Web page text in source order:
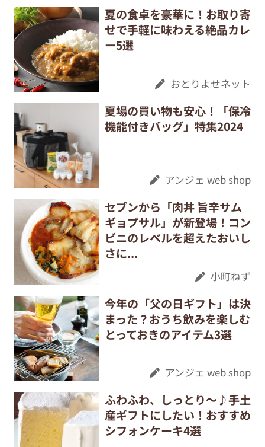
夏の食卓を豪華に！お取り寄
せで手軽に味わえる絶品カレ
ー5選
おとりよせネット
夏場の買い物も安心！「保冷
機能付きバッグ」特集2024
アンジェ web shop
セブンから「肉丼 旨辛サム
ギョプサル」が新登場！コン
ビニのレベルを超えたおいし
さに...
小町ねず
今年の「父の日ギフト」は決
まった？おうち飲みを楽しむ
とっておきのアイテム3選
アンジェ web shop
ふわふわ、しっとり〜♪手土
産ギフトにしたい！おすすめ
シフォンケーキ4選